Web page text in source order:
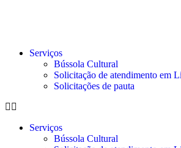
Serviços
Bússola Cultural
Solicitação de atendimento em
Solicitações de pauta
Serviços
Bússola Cultural